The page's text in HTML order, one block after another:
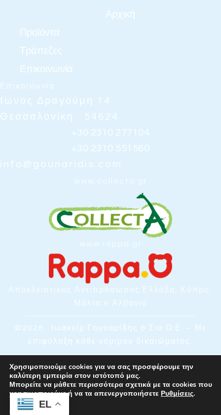
Αρχική
Προϊόντα
Τράπεζες
Επικοινωνία
Επικοινωνία
Ιωνος Δραγούμη 14
Θεσσαλονίκη · 54624
+30 2310 277104
+30 2310 551560
info@gounaridis.com
www.collecta.gr
www.rappa.gr
Αποκλειστικός Αντιπρόσωπος Ελλάδα, Κύπρο,
Μάλτα & Αλβανία
©2026.
Ιωακείμ Γουναρίδης & Σια Ο.Ε. – Με
επιφύλαξη κάθε νόμιμου δικαιώματος.
EL
Χρησιμοποιούμε cookies για να σας προσφέρουμε την
καλύτερη εμπειρία στον ιστότοπό μας.
Μπορείτε να μάθετε περισσότερα σχετικά με τα cookies που
χρησιμοποιούμε ή να τα απενεργοποιήσετε Ρυθμίσεις.
Αποδοχή